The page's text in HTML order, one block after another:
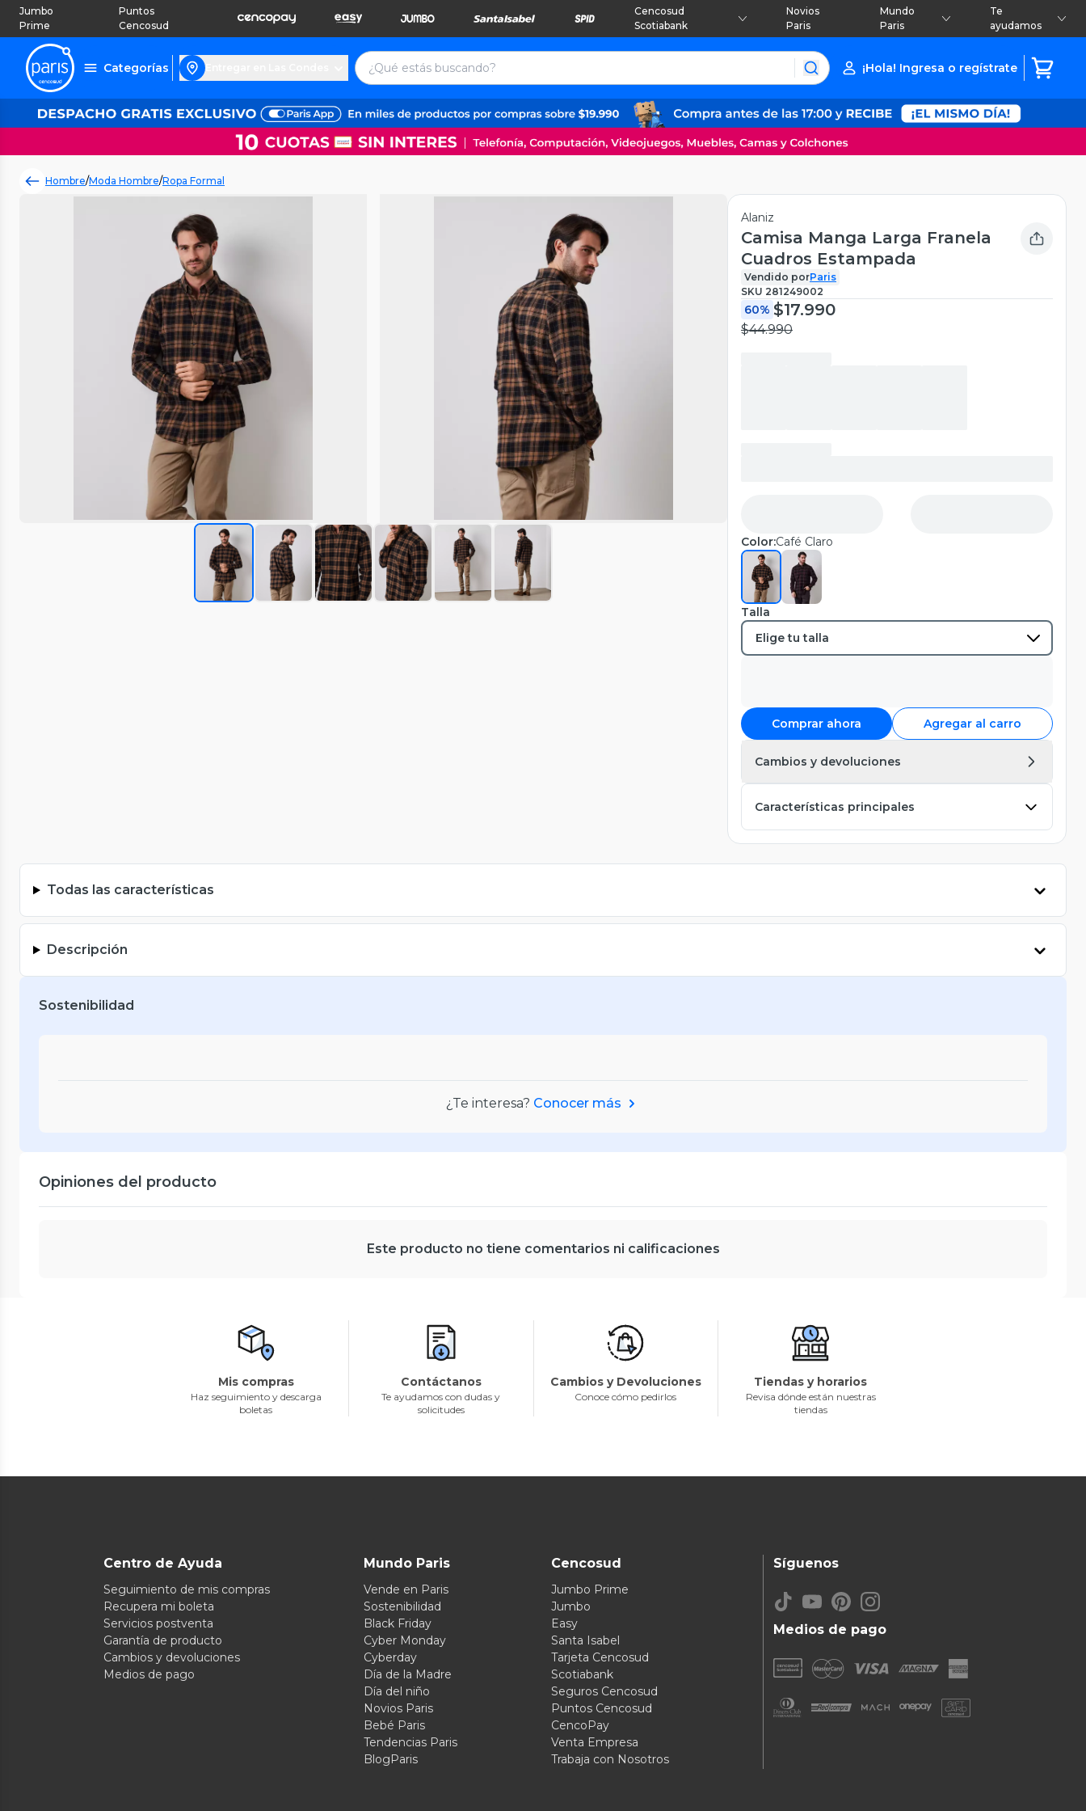
Jumbo
Prime
Puntos
Cencosud
Cencosud
Scotiabank
Novios
Paris
Mundo
Paris
Te
ayudamos
Categorías ¡Hola! Ingresa o regístrate
Hombre/Moda Hombre/Ropa Formal
Alaniz
Camisa Manga Larga Franela
Cuadros Estampada
Vendido porParis
SKU 281249002
60% $17.990
$44.990
Color:Café Claro
Talla
Comprar ahora Agregar al carro
Cambios y devoluciones
Características principales
Todas las características
Descripción
Sostenibilidad
¿Te interesa? Conocer más
Opiniones del producto
Este producto no tiene comentarios ni calificaciones
Mis compras
Haz seguimiento y descarga
boletas
Contáctanos
Te ayudamos con dudas y
solicitudes
Cambios y Devoluciones
Conoce cómo pedirlos
Tiendas y horarios
Revisa dónde están nuestras
tiendas
Centro de Ayuda
Seguimiento de mis compras
Recupera mi boleta
Servicios postventa
Garantía de producto
Cambios y devoluciones
Medios de pago
Mundo Paris
Vende en Paris
Sostenibilidad
Black Friday
Cyber Monday
Cyberday
Día de la Madre
Día del niño
Novios Paris
Bebé Paris
Tendencias Paris
BlogParis
Cencosud
Jumbo Prime
Jumbo
Easy
Santa Isabel
Tarjeta Cencosud
Scotiabank
Seguros Cencosud
Puntos Cencosud
CencoPay
Venta Empresa
Trabaja con Nosotros
Medios de pago
Síguenos